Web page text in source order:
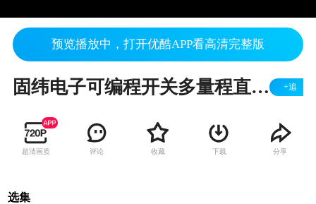
预览播放中，打开优酷APP看高清完整版
固纬电子可编程开关多量程直流电源PSW系列介绍 +追
超清画质 评论 收藏 下载 分享
选集